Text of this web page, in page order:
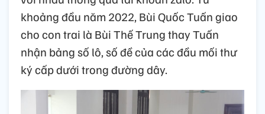
khoảng đầu năm 2022, Bùi Quốc Tuấn giao
cho con trai là Bùi Thế Trung thay Tuấn
nhận bảng số lô, số đề của các đầu mối thư
ký cấp dưới trong đường dây.